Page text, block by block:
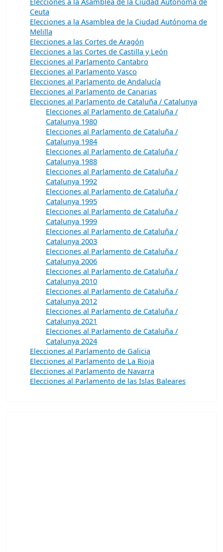
Ceuta
Elecciones a la Asamblea de la Ciudad Autónoma de
Melilla
Elecciones a las Cortes de Aragón
Elecciones a las Cortes de Castilla y León
Elecciones al Parlamento Cantabro
Elecciones al Parlamento Vasco
Elecciones al Parlamento de Andalucía
Elecciones al Parlamento de Canarias
Elecciones al Parlamento de Cataluña / Catalunya
Elecciones al Parlamento de Cataluña /
Catalunya 1980
Elecciones al Parlamento de Cataluña /
Catalunya 1984
Elecciones al Parlamento de Cataluña /
Catalunya 1988
Elecciones al Parlamento de Cataluña /
Catalunya 1992
Elecciones al Parlamento de Cataluña /
Catalunya 1995
Elecciones al Parlamento de Cataluña /
Catalunya 1999
Elecciones al Parlamento de Cataluña /
Catalunya 2003
Elecciones al Parlamento de Cataluña /
Catalunya 2006
Elecciones al Parlamento de Cataluña /
Catalunya 2010
Elecciones al Parlamento de Cataluña /
Catalunya 2012
Elecciones al Parlamento de Cataluña /
Catalunya 2021
Elecciones al Parlamento de Cataluña /
Catalunya 2024
Elecciones al Parlamento de Galicia
Elecciones al Parlamento de La Rioja
Elecciones al Parlamento de Navarra
Elecciones al Parlamento de las Islas Baleares